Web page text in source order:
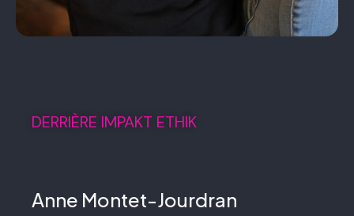
DERRIÈRE IMPAKT ETHIK
Anne Montet-Jourdran